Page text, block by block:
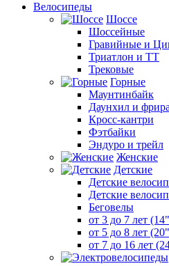
Велосипеды
Шоссе
Шоссейные
Гравийные и
Триатлон и ТТ
Трековые
Горные
Маунтинбайк
Даунхил и
Кросс-кантри
Фэтбайки
Эндуро и трейл
Женские
Детские
Детские
Детские
Беговелы
от 3 до 7 лет
от 5 до 8 лет
от 7 до 16 лет